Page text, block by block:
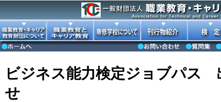
ビジネス能力検定ジョブパス
せ